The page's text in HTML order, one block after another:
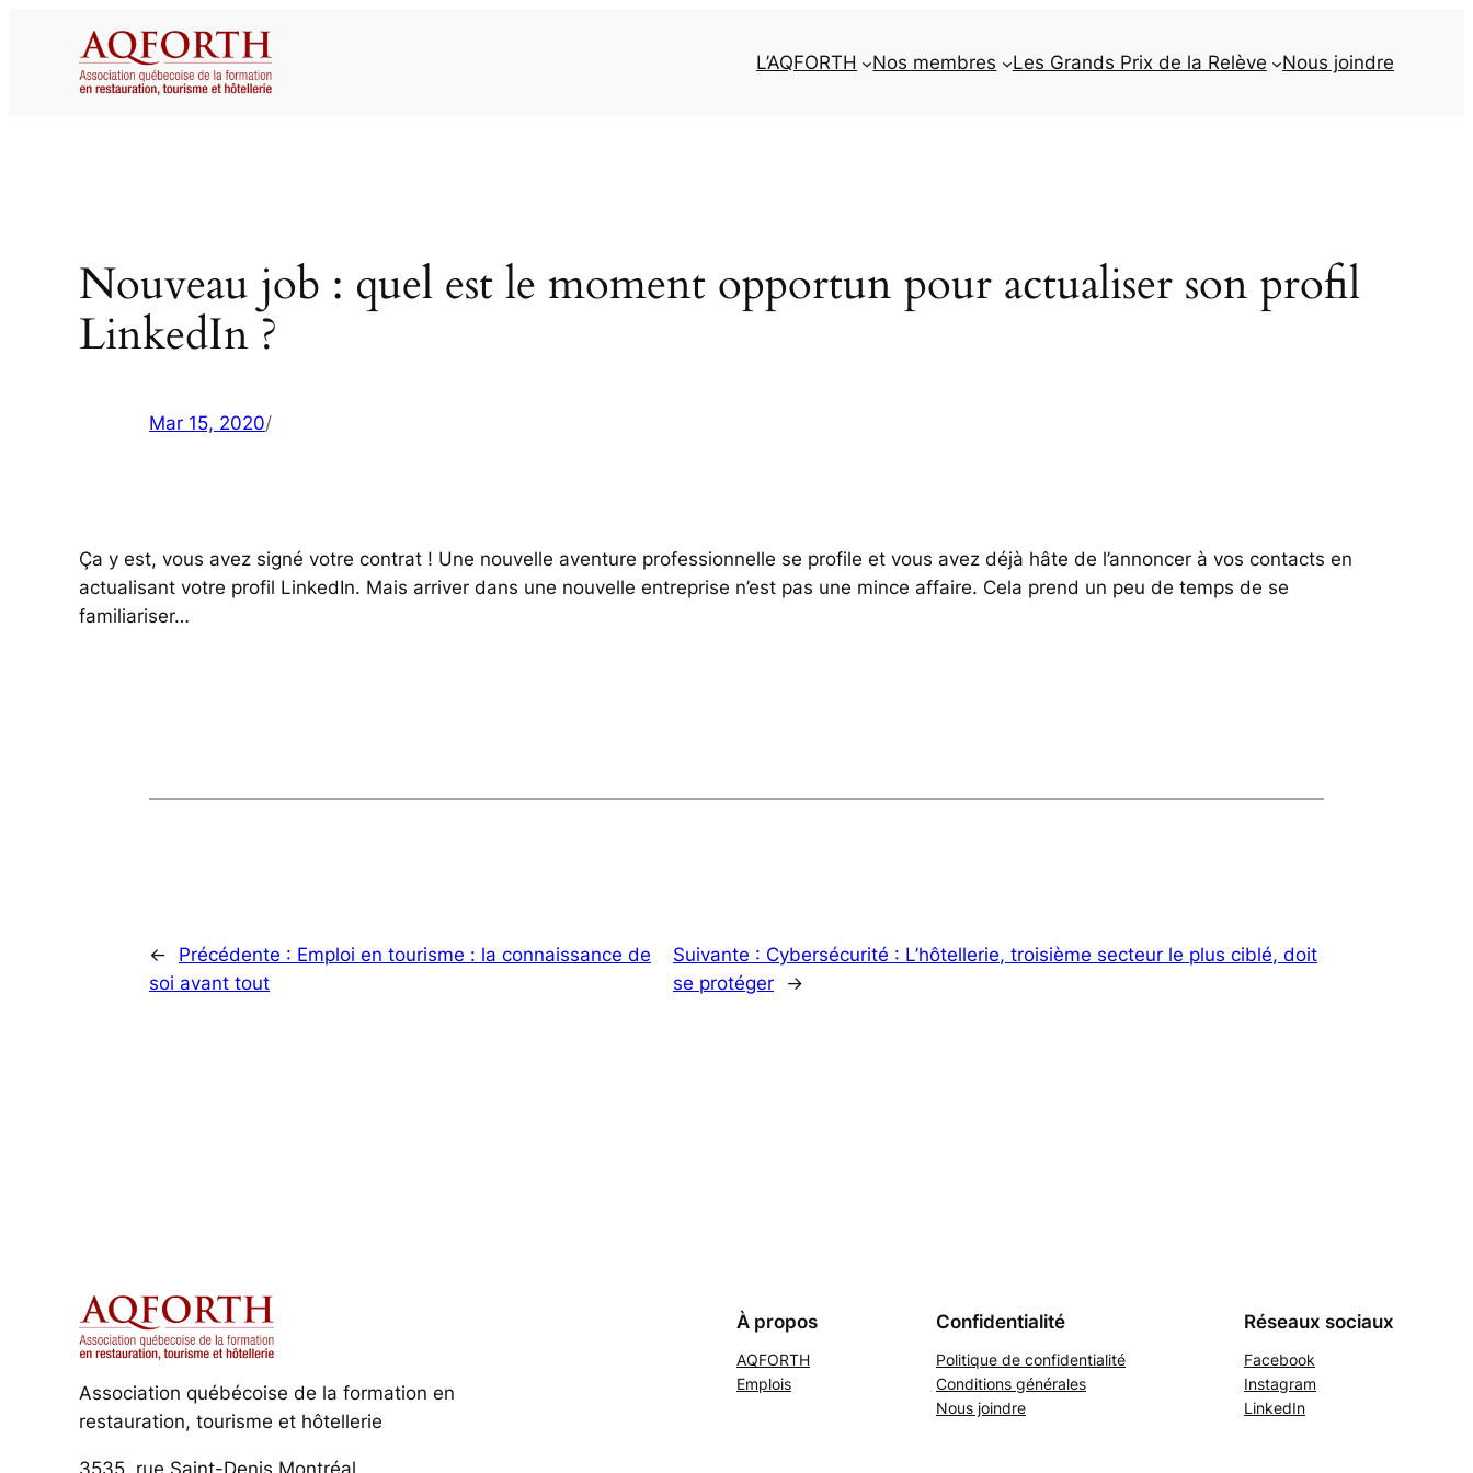
L’AQFORTH Nos membres Les Grands Prix de la Relève Nous joindre
Nouveau job : quel est le moment opportun pour actualiser son profil
LinkedIn ?
Mar 15, 2020/
Ça y est, vous avez signé votre contrat ! Une nouvelle aventure professionnelle se profile et vous avez déjà hâte de l’annoncer à vos contacts en
actualisant votre profil LinkedIn. Mais arriver dans une nouvelle entreprise n’est pas une mince affaire. Cela prend un peu de temps de se
familiariser…
← Précédente : Emploi en tourisme : la connaissance de
soi avant tout
Suivante : Cybersécurité : L’hôtellerie, troisième secteur le plus ciblé, doit
se protéger
→
Association québécoise de la formation en
restauration, tourisme et hôtellerie
3535, rue Saint-Denis Montréal
À propos
AQFORTH
Emplois
Confidentialité
Politique de confidentialité
Conditions générales
Nous joindre
Réseaux sociaux
Facebook
Instagram
LinkedIn